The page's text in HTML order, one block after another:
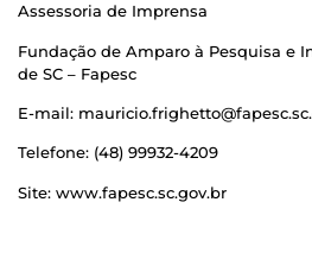
Assessoria de Imprensa
Fundação de Amparo à Pesquisa e
de SC – Fapesc
E-mail:
Telefone: (48) 99932-4209
Site: www.fapesc.sc.gov.br